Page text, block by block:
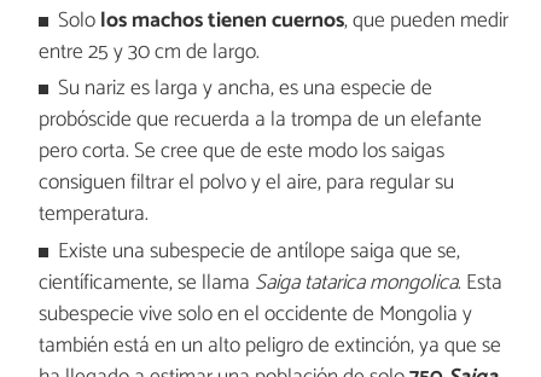
Sololos machos tienen cuernos, que pueden medir
entre 25 y 30 cm de largo.
Su nariz es larga y ancha, es una especie de
probóscide que recuerda a la trompa de un elefante
pero corta. Se cree que de este modo los saigas
consiguen filtrar el polvo y el aire, para regular su
temperatura.
Existe una subespecie de antílope saiga que se,
científicamente, se llama Saiga tatarica mongolica. Esta
subespecie vive solo en el occidente de Mongolia y
también está en un alto peligro de extinción, ya que se